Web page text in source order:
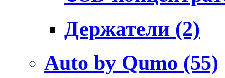
Держатели (2)
Auto by Qumo (55)